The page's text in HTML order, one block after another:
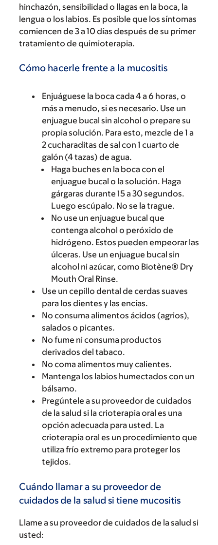
hinchazón, sensibilidad o llagas en la boca, la
lengua o los labios. Es posible que los síntomas
comiencen de 3 a 10 días después de su primer
tratamiento de quimioterapia.
Cómo hacerle frente a la mucositis
Enjuáguese la boca cada 4 a 6 horas, o
más a menudo, si es necesario. Use un
enjuague bucal sin alcohol o prepare su
propia solución. Para esto, mezcle de 1 a
2 cucharaditas de sal con 1 cuarto de
galón (4 tazas) de agua.
Haga buches en la boca con el
enjuague bucal o la solución. Haga
gárgaras durante 15 a 30 segundos.
Luego escúpalo. No se la trague.
No use un enjuague bucal que
contenga alcohol o peróxido de
hidrógeno. Estos pueden empeorar las
úlceras. Use un enjuague bucal sin
alcohol ni azúcar, como Biotène® Dry
Mouth Oral Rinse.
Use un cepillo dental de cerdas suaves
para los dientes y las encías.
No consuma alimentos ácidos (agrios),
salados o picantes.
No fume ni consuma productos
derivados del tabaco.
No coma alimentos muy calientes.
Mantenga los labios humectados con un
bálsamo.
Pregúntele a su proveedor de cuidados
de la salud si la crioterapia oral es una
opción adecuada para usted. La
crioterapia oral es un procedimiento que
utiliza frío extremo para proteger los
tejidos.
Cuándo llamar a su proveedor de
cuidados de la salud si tiene mucositis
Llame a su proveedor de cuidados de la salud si
usted: